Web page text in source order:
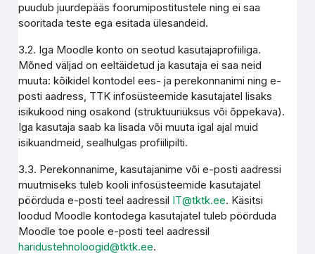
puudub juurdepääs foorumipostitustele ning ei saa
sooritada teste ega esitada ülesandeid.
3.2. Iga Moodle konto on seotud kasutajaprofiiliga.
Mõned väljad on eeltäidetud ja kasutaja ei saa neid
muuta: kõikidel kontodel ees- ja perekonnanimi ning e-
posti aadress, TTK infosüsteemide kasutajatel lisaks
isikukood ning osakond (struktuuriüksus või õppekava).
Iga kasutaja saab ka lisada või muuta igal ajal muid
isikuandmeid, sealhulgas profiilipilti.
3.3. Perekonnanime, kasutajanime või e-posti aadressi
muutmiseks tuleb kooli infosüsteemide kasutajatel
pöörduda e-posti teel aadressil IT@tktk.ee. Käsitsi
loodud Moodle kontodega kasutajatel tuleb pöörduda
Moodle toe poole e-posti teel aadressil
haridustehnoloogid@tktk.ee.